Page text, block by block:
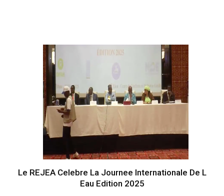
Le REJEA Celebre La Journee Internationale De L
Eau Edition 2025